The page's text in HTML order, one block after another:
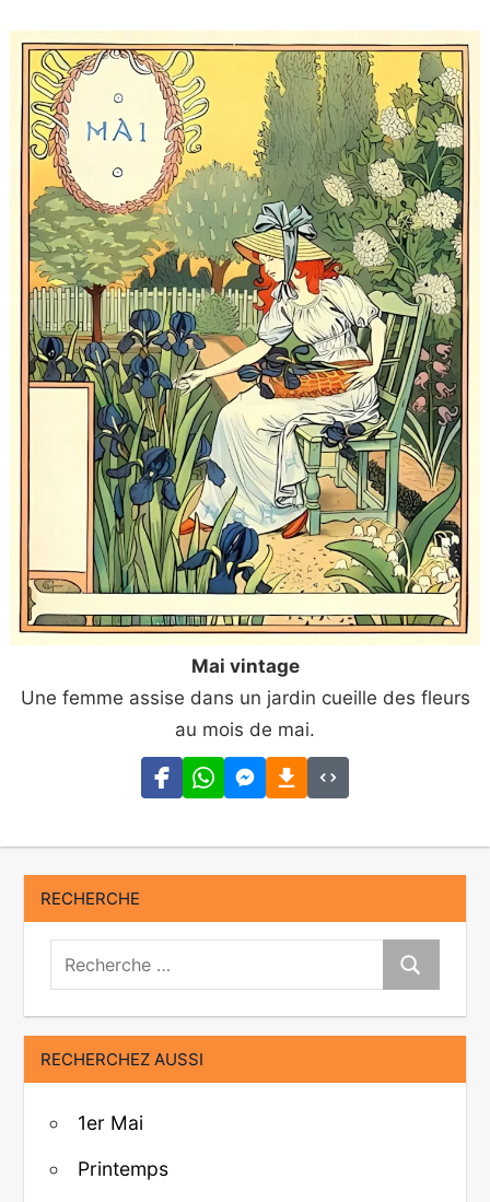
Mai vintage
Une femme assise dans un jardin cueille des fleurs
au mois de mai.
RECHERCHE
Recherche:
Recherche
RECHERCHEZ AUSSI
1er Mai
Printemps